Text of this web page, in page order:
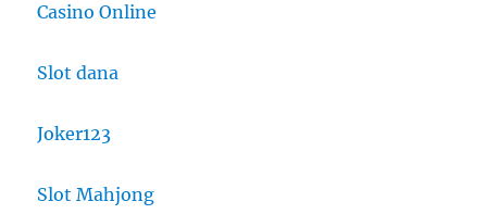
Casino Online
Slot dana
Joker123
Slot Mahjong